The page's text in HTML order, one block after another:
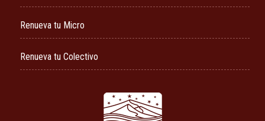
Renueva tu Micro
Renueva tu Colectivo